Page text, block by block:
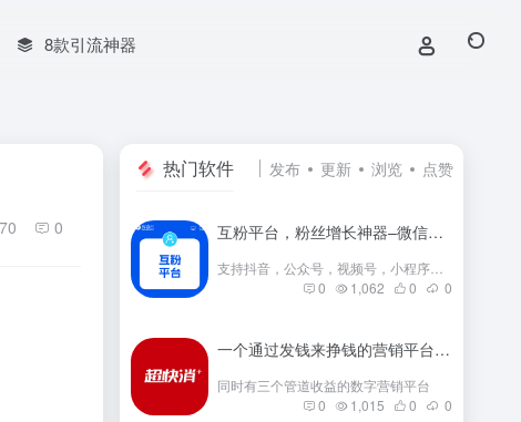
8款引流神器
0
热门软件 发布 更新 浏览 点赞
互粉平台，粉丝增长神器–微信群互粉|互粉大师|互粉软件|互粉平台|互关互粉|微信公众号互粉|互粉盒子|互粉大厅
0
1,062 0 0
一个通过发钱来挣钱的营销平台
- 最新版
同时有三个管道收益的数字营销平台
0
1,015 0 0